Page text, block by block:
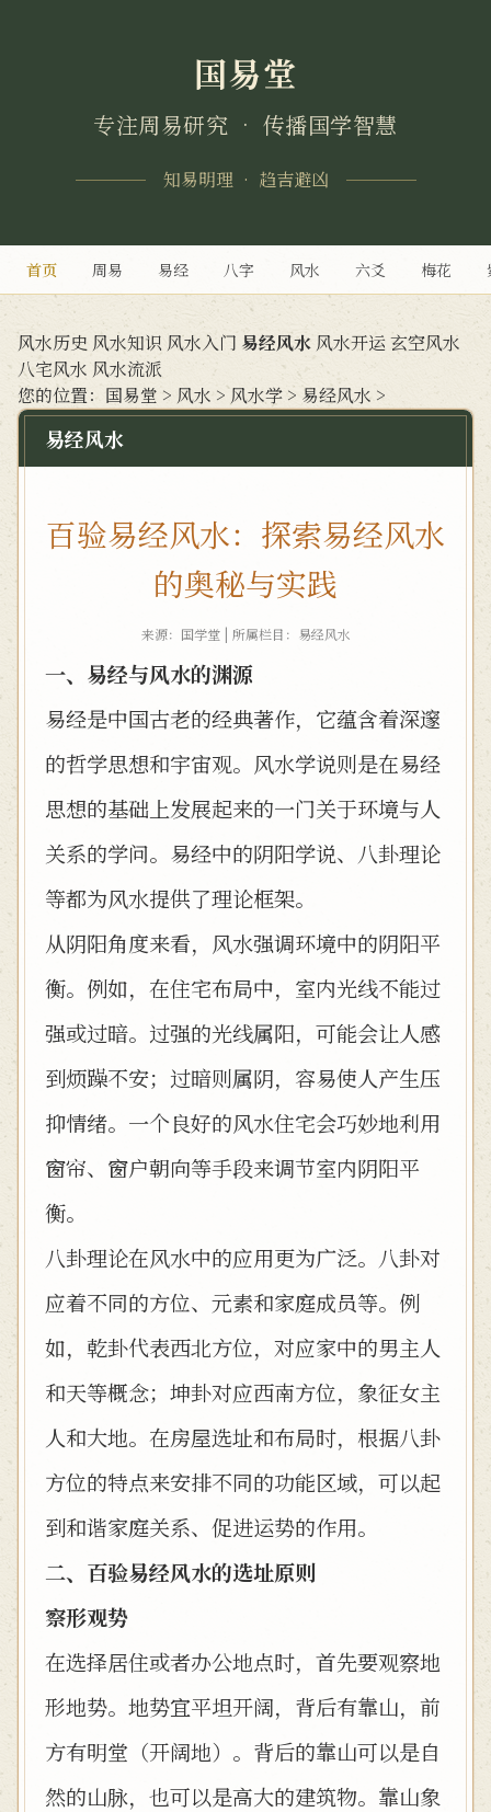
国易堂
专注周易研究 • 传播国学智慧
知易明理 • 趋吉避凶
首页 周易 易经 八字 风水 六爻 梅花
风水历史 风水知识 风水入门 易经风水 风水开运玄空风水
八宅风水 风水流派
您的位置： 国易堂 > 风水 >风水学 > 易经风水 >
易经风水
百验易经风水：探索易经风水
的奥秘与实践
来源：国学堂 | 所属栏目： 易经风水
一、易经与风水的渊源
易经是中国古老的经典著作，它蕴含着深邃
的哲学思想和宇宙观。风水学说则是在易经
思想的基础上发展起来的一门关于环境与人
关系的学问。易经中的阴阳学说、八卦理论
等都为风水提供了理论框架。
从阴阳角度来看，风水强调环境中的阴阳平
衡。例如，在住宅布局中，室内光线不能过
强或过暗。过强的光线属阳，可能会让人感
到烦躁不安；过暗则属阴，容易使人产生压
抑情绪。一个良好的风水住宅会巧妙地利用
窗帘、窗户朝向等手段来调节室内阴阳平
衡。
八卦理论在风水中的应用更为广泛。八卦对
应着不同的方位、元素和家庭成员等。例
如，乾卦代表西北方位，对应家中的男主人
和天等概念；坤卦对应西南方位，象征女主
人和大地。在房屋选址和布局时，根据八卦
方位的特点来安排不同的功能区域，可以起
到和谐家庭关系、促进运势的作用。
二、百验易经风水的选址原则
察形观势
在选择居住或者办公地点时，首先要观察地
形地势。地势宜平坦开阔，背后有靠山，前
方有明堂（开阔地）。背后的靠山可以是自
然的山脉，也可以是高大的建筑物。靠山象